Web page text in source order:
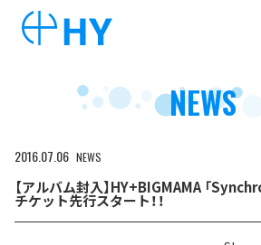
NEWS
201607 06 NEWS
【アルバム封入】HY+BIGMAMA 「
チケット先行スタート！！